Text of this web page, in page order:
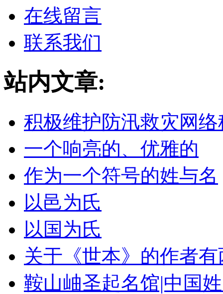
在线留言
联系我们
站内文章:
积极维护防汛救灾网
一个响亮的、优雅的
作为一个符号的姓与名
以邑为氏
以国为氏
关于《世本》的作者
鞍山岫圣起名馆|中国